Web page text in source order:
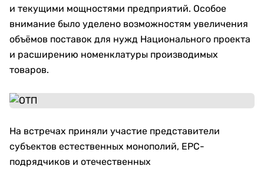
и текущими мощностями предприятий. Особое
внимание было уделено возможностям увеличения
объёмов поставок для нужд Национального проекта
и расширению номенклатуры производимых
товаров.
На встречах приняли участие представители
субъектов естественных монополий, EPC-
подрядчиков и отечественных